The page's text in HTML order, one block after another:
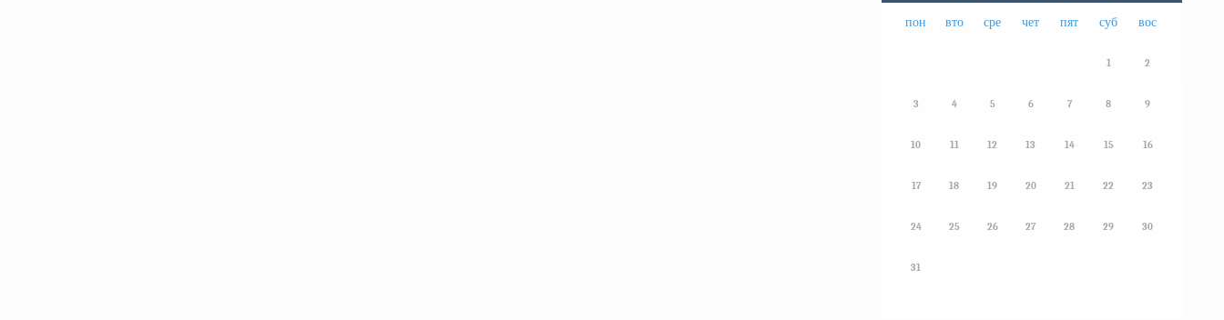
пон вто сре чет пят суб вос
1 2
3 4 5 6 7 8 9
10 11 12 13 14 15 16
17 18 19 20 21 22 23
24 25 26 27 28 29 30
31